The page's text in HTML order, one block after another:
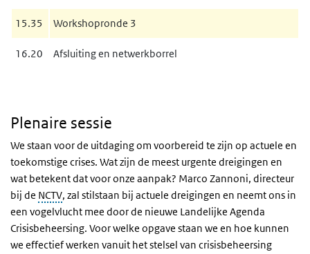
15.35 Workshopronde 3
16.20 Afsluiting en netwerkborrel
Plenaire sessie
We staan voor de uitdaging om voorbereid te zijn op actuele en
toekomstige crises. Wat zijn de meest urgente dreigingen en
wat betekent dat voor onze aanpak? Marco Zannoni, directeur
bij de NCTV, zal stilstaan bij actuele dreigingen en neemt ons in
een vogelvlucht mee door de nieuwe Landelijke Agenda
Crisisbeheersing. Voor welke opgave staan we en hoe kunnen
we effectief werken vanuit het stelsel van crisisbeheersing